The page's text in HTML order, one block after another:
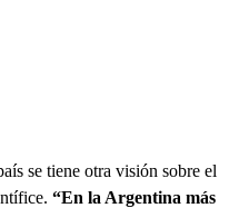
se tiene otra visión sobre el
“En la Argentina más